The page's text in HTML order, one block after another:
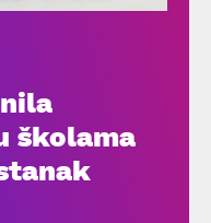
školama